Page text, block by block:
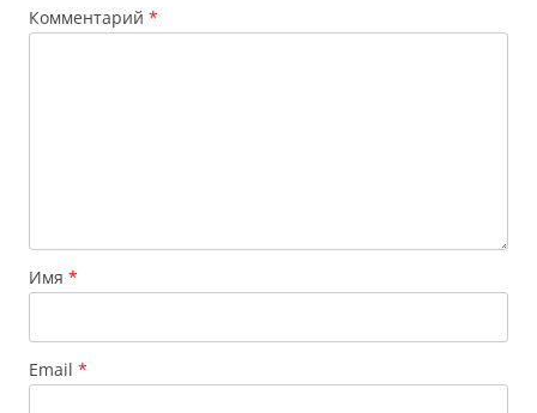
Комментарий *
Имя *
Email *